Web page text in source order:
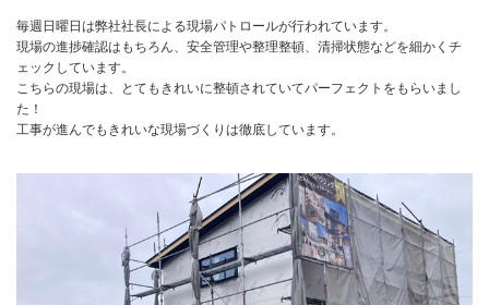
毎週日曜日は弊社社長による現場パトロールが行われています。
現場の進捗確認はもちろん、安全管理や整理整頓、清掃状態などを細かくチ
ェックしています。
こちらの現場は、とてもきれいに整頓されていてパーフェクトをもらいまし
た！
工事が進んでもきれいな現場づくりは徹底しています。